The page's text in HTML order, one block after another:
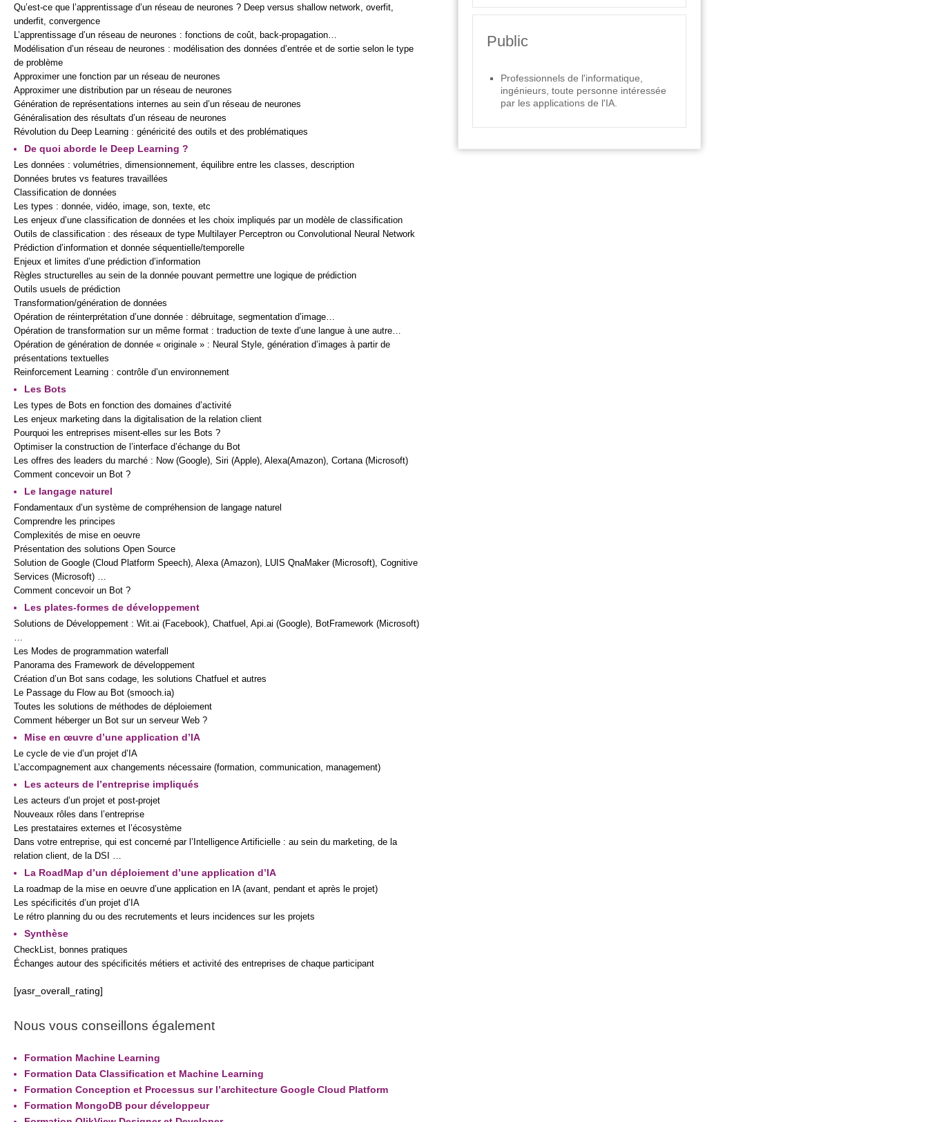
Qu’est-ce que l’apprentissage d’un réseau de neurones ? Deep versus shallow network, overfit,
underfit, convergence
L’apprentissage d’un réseau de neurones : fonctions de coût, back-propagation…
Modélisation d’un réseau de neurones : modélisation des données d’entrée et de sortie selon le type
de problème
Approximer une fonction par un réseau de neurones
Approximer une distribution par un réseau de neurones
Génération de représentations internes au sein d’un réseau de neurones
Généralisation des résultats d’un réseau de neurones
Révolution du Deep Learning : généricité des outils et des problématiques
De quoi aborde le Deep Learning ?
Les données : volumétries, dimensionnement, équilibre entre les classes, description
Données brutes vs features travaillées
Classification de données
Les types : donnée, vidéo, image, son, texte, etc
Les enjeux d’une classification de données et les choix impliqués par un modèle de classification
Outils de classification : des réseaux de type Multilayer Perceptron ou Convolutional Neural Network
Prédiction d’information et donnée séquentielle/temporelle
Enjeux et limites d’une prédiction d’information
Règles structurelles au sein de la donnée pouvant permettre une logique de prédiction
Outils usuels de prédiction
Transformation/génération de données
Opération de réinterprétation d’une donnée : débruitage, segmentation d’image…
Opération de transformation sur un même format : traduction de texte d’une langue à une autre…
Opération de génération de donnée « originale » : Neural Style, génération d’images à partir de
présentations textuelles
Reinforcement Learning : contrôle d’un environnement
Les Bots
Les types de Bots en fonction des domaines d’activité
Les enjeux marketing dans la digitalisation de la relation client
Pourquoi les entreprises misent-elles sur les Bots ?
Optimiser la construction de l’interface d’échange du Bot
Les offres des leaders du marché : Now (Google), Siri (Apple), Alexa(Amazon), Cortana (Microsoft)
Comment concevoir un Bot ?
Le langage naturel
Fondamentaux d’un système de compréhension de langage naturel
Comprendre les principes
Complexités de mise en oeuvre
Présentation des solutions Open Source
Solution de Google (Cloud Platform Speech), Alexa (Amazon), LUIS QnaMaker (Microsoft), Cognitive
Services (Microsoft) …
Comment concevoir un Bot ?
Les plates-formes de développement
Solutions de Développement : Wit.ai (Facebook), Chatfuel, Api.ai (Google), BotFramework (Microsoft)
…
Les Modes de programmation waterfall
Panorama des Framework de développement
Création d’un Bot sans codage, les solutions Chatfuel et autres
Le Passage du Flow au Bot (smooch.ia)
Toutes les solutions de méthodes de déploiement
Comment héberger un Bot sur un serveur Web ?
Mise en œuvre d’une application d’IA
Le cycle de vie d’un projet d’IA
L’accompagnement aux changements nécessaire (formation, communication, management)
Les acteurs de l’entreprise impliqués
Les acteurs d’un projet et post-projet
Nouveaux rôles dans l’entreprise
Les prestataires externes et l’écosystème
Dans votre entreprise, qui est concerné par l’Intelligence Artificielle : au sein du marketing, de la
relation client, de la DSI …
La RoadMap d’un déploiement d’une application d’IA
La roadmap de la mise en oeuvre d’une application en IA (avant, pendant et après le projet)
Les spécificités d’un projet d’IA
Le rétro planning du ou des recrutements et leurs incidences sur les projets
Synthèse
CheckList, bonnes pratiques
Échanges autour des spécificités métiers et activité des entreprises de chaque participant
[yasr_overall_rating]
Nous vous conseillons également
Formation Machine Learning
Formation Data Classification et Machine Learning
Formation Conception et Processus sur l’architecture Google Cloud Platform
Formation MongoDB pour développeur
Public
Professionnels de l'informatique,
ingénieurs, toute personne intéressée
par les applications de l'IA.